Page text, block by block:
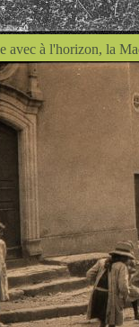
avec à l'horizon, la